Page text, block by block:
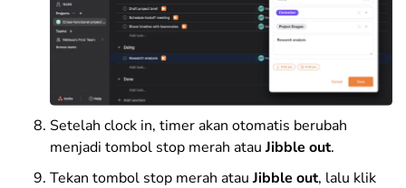
Setelah clock in, timer akan otomatis berubah
menjadi tombol stop merah atau Jibble out.
Tekan tombol stop merah atau Jibble out, lalu klik